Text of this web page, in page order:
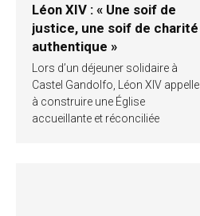
Léon XIV : « Une soif de
justice, une soif de charité
authentique »
Lors d’un déjeuner solidaire à
Castel Gandolfo, Léon XIV appelle
à construire une Église
accueillante et réconciliée